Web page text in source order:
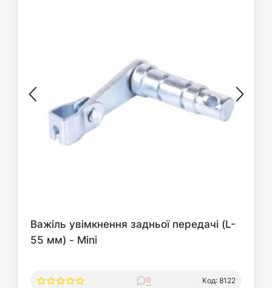
Важіль увімкнення задньої передачі (L-
55 мм) - Mini
0 Код: 8122